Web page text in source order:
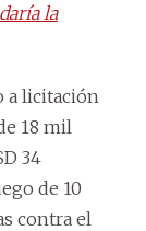
la
a licitación
18 mil
34
de 10
contra el